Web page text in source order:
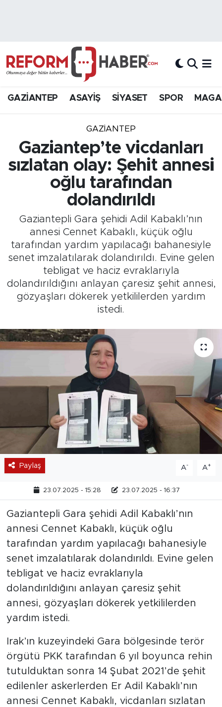
GAZİANTEP ASAYİŞ SİYASET SPOR
GAZIANTEP
Gaziantep’te vicdanları
sızlatan olay: Şehit annesi
oğlu tarafından
dolandırıldı
Gaziantepli Gara şehidi Adil Kabaklı’nın
annesi Cennet Kabaklı, küçük oğlu
tarafından yardım yapılacağı bahanesiyle
senet imzalatılarak dolandırıldı. Evine gelen
tebligat ve haciz evraklarıyla
dolandırıldığını anlayan çaresiz şehit annesi,
gözyaşları dökerek yetkililerden yardım
istedi.
Paylaş A- A+
23.07.2025 - 15:28 23.07.2025 - 16:37
Gaziantepli Gara şehidi Adil Kabaklı’nın
annesi Cennet Kabaklı, küçük oğlu
tarafından yardım yapılacağı bahanesiyle
senet imzalatılarak dolandırıldı. Evine gelen
tebligat ve haciz evraklarıyla
dolandırıldığını anlayan çaresiz şehit
annesi, gözyaşları dökerek yetkililerden
yardım istedi.
Irak’ın kuzeyindeki Gara bölgesinde terör
örgütü PKK tarafından 6 yıl boyunca rehin
tutulduktan sonra 14 Şubat 2021’de şehit
edilenler askerlerden Er Adil Kabaklı’nın
annesi Cennet Kabaklı, vicdanları sızlatan
Hava Durumu
Süper Lig Puan Durumu ve Fikstür
Tüm Manşetler
Son Dakika Haberleri
Haber Arşivi